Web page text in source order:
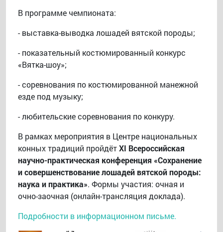
В программе чемпионата:
- выставка-выводка лошадей вятской породы;
- показательный костюмированный конкурс
«Вятка-шоу»;
- соревнования по костюмированной манежной
езде под музыку;
- любительские соревнования по конкуру.
В рамках мероприятия в Центре национальных
конных традиций пройдётXI Всероссийская
научно-практическая конференция «Сохранение
и совершенствование лошадей вятской породы:
наука и практика». Формы участия: очная и
очно-заочная (онлайн-трансляция доклада).
Подробности в информационном письме.